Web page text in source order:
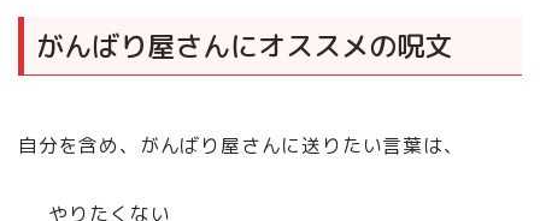
がんばり屋さんにオススメの呪文
自分を含め、がんばり屋さんに送りたい言葉は、
やりたくない